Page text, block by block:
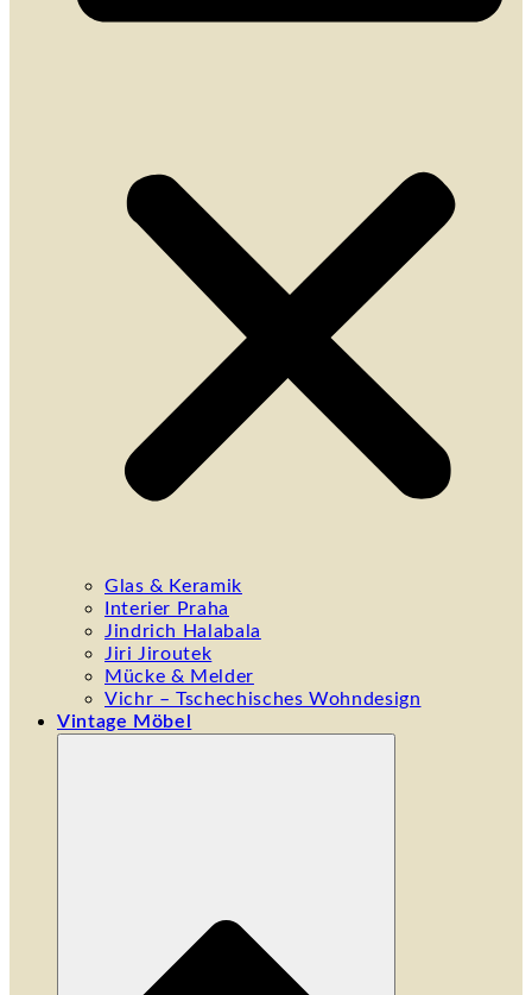
Glas & Keramik
Interier Praha
Jindrich Halabala
Jiri Jiroutek
Mücke & Melder
Vichr – Tschechisches Wohndesign
Vintage Möbel